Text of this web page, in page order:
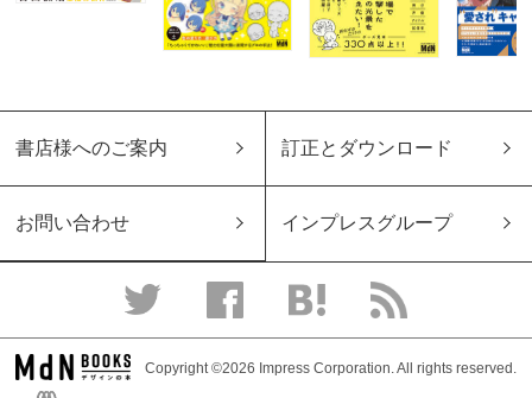
書店様へのご案内 訂正とダウンロード
お問い合わせ インプレスグループ
Copyright ©2026 Impress Corporation. All rights reserved.